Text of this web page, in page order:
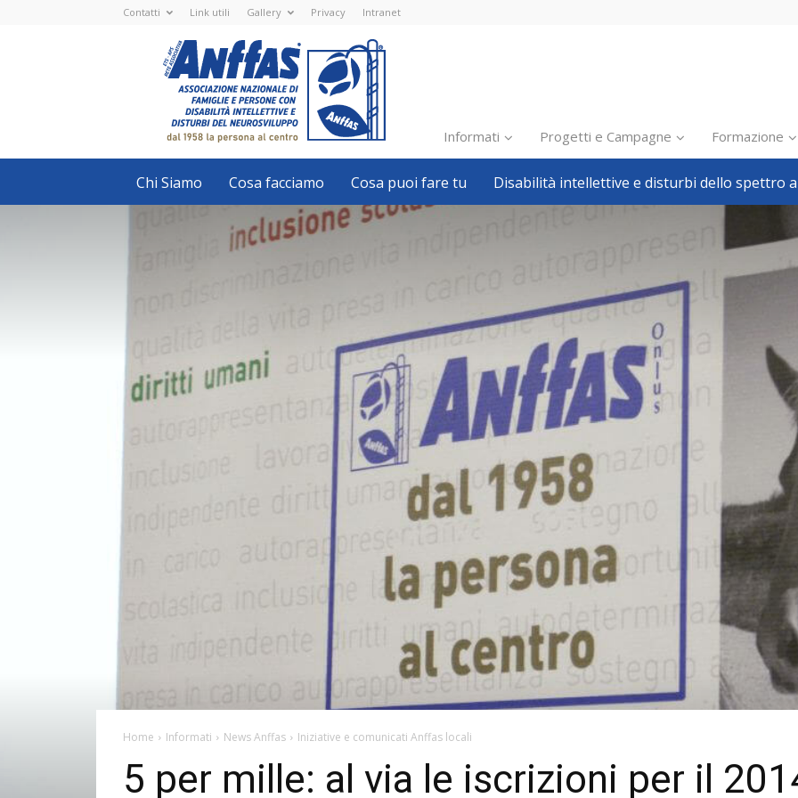
Contatti Link utili Gallery Privacy Intranet
Nazionale
ETS
-
APS
Associazione
Nazionale
di
Famiglie
e
con
disabilità
intellettive
neurosviluppo
Informati
Inclusione scolastica
Inclusione lavorativa
Politiche sociali
Pillole
Formazione
Avvisi, bandi
Welfare locale
Progetti e Campagne Formazione
Chi Siamo Cosa facciamo Cosa puoi fare tu Disabilità intellettive e disturbi dello spettro
Home Informati News Anffas Iniziative e comunicati Anffas locali
5 per mille: al via le iscrizioni per il